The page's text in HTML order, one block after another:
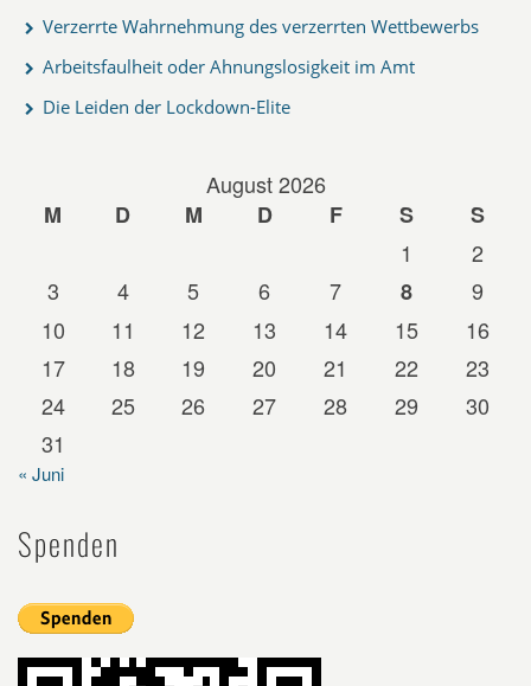
Verzerrte Wahrnehmung des verzerrten Wettbewerbs
Arbeitsfaulheit oder Ahnungslosigkeit im Amt
Die Leiden der Lockdown-Elite
August 2026
M
D M D F S
S
1
2
3
4 5 6 7 8
9
10
11 12 13 14 15
16
17
18 19 20 21 22
23
24
25 26 27 28 29
30
31
« Juni
Spenden